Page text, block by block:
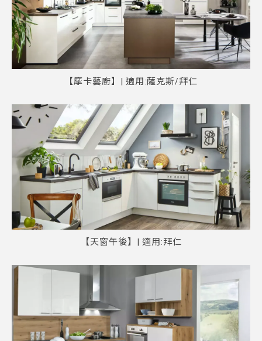
【摩卡藝廚】| 適用:薩克斯/拜仁
【天窗午後】| 適用:拜仁